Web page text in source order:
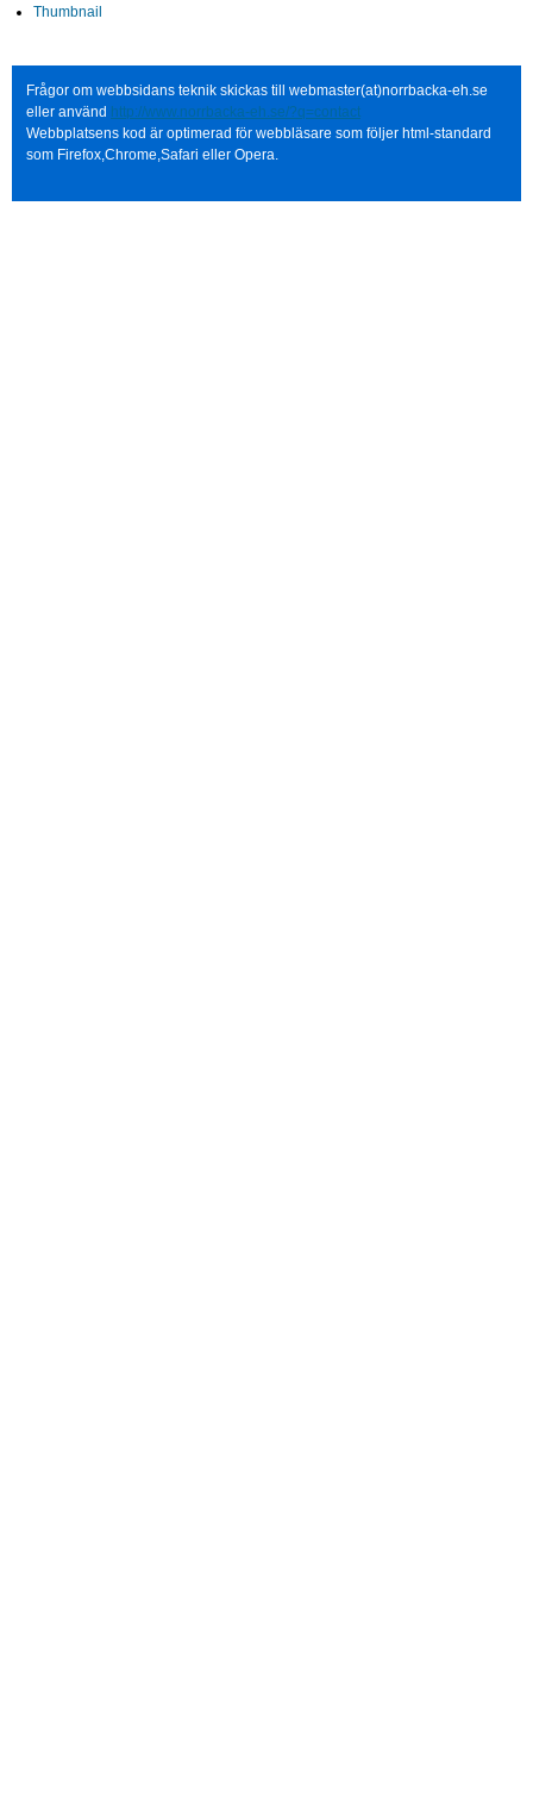
Thumbnail
Frågor om webbsidans teknik skickas till webmaster(at)norrbacka-eh.se
eller använd http://www.norrbacka-eh.se/?q=contact
Webbplatsens kod är optimerad för webbläsare som följer html-standard
som Firefox,Chrome,Safari eller Opera.